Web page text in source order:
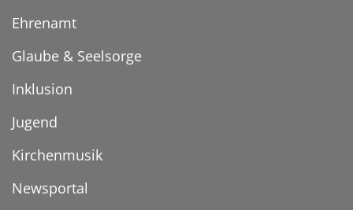
Ehrenamt
Glaube & Seelsorge
Inklusion
Jugend
Kirchenmusik
Newsportal